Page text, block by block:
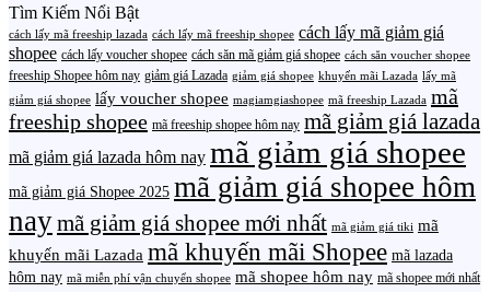
Tìm Kiếm Nổi Bật
cách lấy mã freeship lazada cách lấy mã freeship shopee cách lấy mã giảm giá
shopee cách lấy voucher shopee cách săn mã giảm giá shopee cách săn voucher shopee
freeship Shopee hôm nay giảm giá Lazada giảm giá shopee khuyến mãi Lazada lấy mã
giảm giá shopee lấy voucher shopee magiamgiashopee mã freeship Lazada mã
freeship shopee mã freeship shopee hôm nay mã giảm giá lazada
mã giảm giá lazada hôm nay mã giảm giá shopee
mã giảm giá Shopee 2025 mã giảm giá shopee hôm
naymã giảm giá shopee mới nhất mã giảm giá tiki mã
khuyến mãi Lazada mã khuyến mãi Shopee mã lazada
hôm nay mã miễn phí vận chuyển shopee mã shopee hôm nay mã shopee mới nhất